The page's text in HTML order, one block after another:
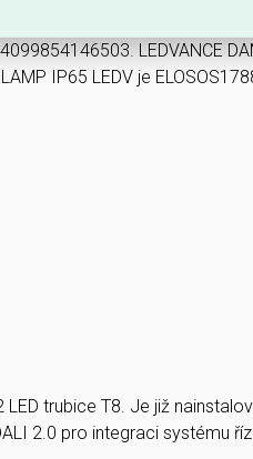
Svítidla, Stropní a
LEDVANCE
IP65 LEDV je
trubice T8. Je již
2.0 pro integraci